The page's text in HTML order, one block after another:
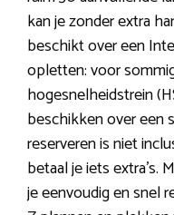
kan je zonder extra
beschikt over een
opletten: voor
hogesnelheidstrein
beschikken over een
reserveren is niet
betaal je iets extra’s.
je eenvoudig en snel